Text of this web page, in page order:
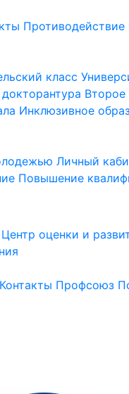
Противодействие
класс
Инклюзивное
Личный
Повышение
Центр оценки и
Контакты Профсоюз